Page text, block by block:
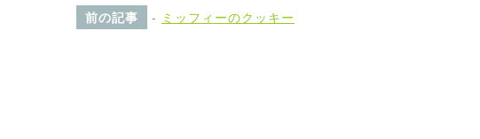
前の記事 - ミッフィーのクッキー